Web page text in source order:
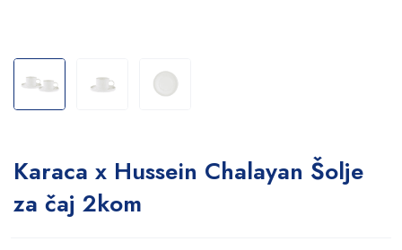
Karaca x Hussein Chalayan Šolje
za čaj 2kom